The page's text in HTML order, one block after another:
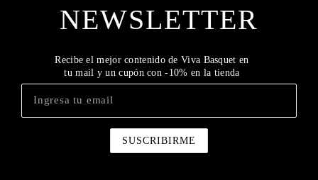
NEWSLETTER
Recibe el mejor contenido de Viva Basquet en
tu mail y un cupón con -10% en la tienda